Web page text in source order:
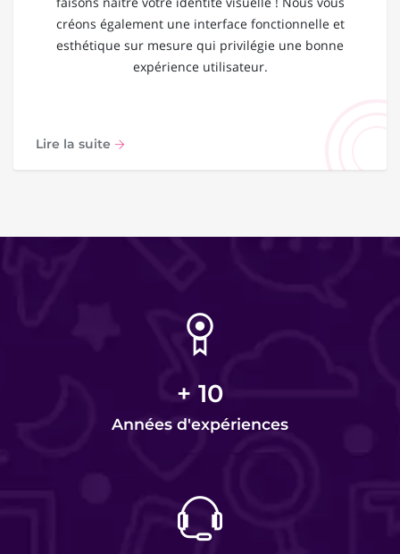
créons également une interface fonctionnelle et
esthétique sur mesure qui privilégie une bonne
expérience utilisateur.
Lire la suite
+ 10
Années d'expériences